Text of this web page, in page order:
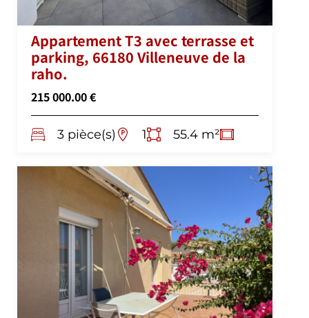
Appartement T3 avec terrasse et
parking, 66180 Villeneuve de la
raho.
215 000.00 €
3 pièce(s) 1 55.4 m²